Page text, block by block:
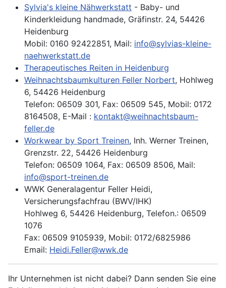
Sylvia's kleine Nähwerkstatt - Baby- und
Kinderkleidung handmade, Gräfinstr. 24, 54426
Heidenburg
Mobil: 0160 92422851, Mail: info@sylvias-kleine-
naehwerkstatt.de
Therapeutisches Reiten in Heidenburg
Weihnachtsbaumkulturen Feller Norbert, Hohlweg
6, 54426 Heidenburg
Telefon: 06509 301, Fax: 06509 545, Mobil: 0172
8164508, E-Mail : kontakt@weihnachtsbaum-
feller.de
Workwear by Sport Treinen, Inh. Werner Treinen,
Grenzstr. 22, 54426 Heidenburg
Telefon: 06509 1064, Fax: 06509 8506, Mail:
info@sport-treinen.de
WWK Generalagentur Feller Heidi,
Versicherungsfachfrau (BWV/IHK)
Hohlweg 6, 54426 Heidenburg, Telefon.: 06509
1076
Fax: 06509 9105939, Mobil: 0172/6825986
Email: Heidi.Feller@wwk.de
Ihr Unternehmen ist nicht dabei? Dann senden Sie eine